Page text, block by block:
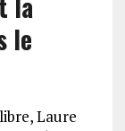
le
Laure